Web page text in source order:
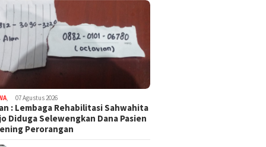
, 07 Agustus 2026
: Lembaga Rehabilitasi Sahwahita
Diduga Selewengkan Dana Pasien
Perorangan